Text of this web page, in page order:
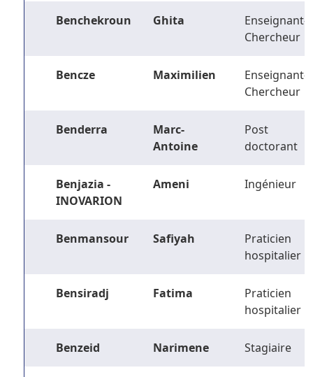
Benchekroun Ghita
Enseignant-
Chercheur
Bencze Maximilien
Enseignant-
Chercheur
Benderra
Marc-
Antoine
Post
doctorant
Benjazia -
INOVARION
Ameni Ingénieur
Benmansour Safiyah
Praticien
hospitalier
Bensiradj Fatima
Praticien
hospitalier
Benzeid Narimene Stagiaire